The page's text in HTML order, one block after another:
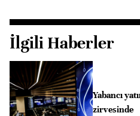
İlgili Haberler
Yabancı
zirvesinde